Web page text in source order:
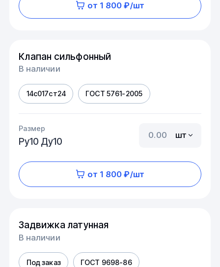
от 1 800 ₽/шт
Клапан сильфонный
В наличии
14с017ст24 ГОСТ 5761-2005
Размер
Ру10 Ду10
шт
от 1 800 ₽/шт
Задвижка латунная
В наличии
Под заказ ГОСТ 9698-86